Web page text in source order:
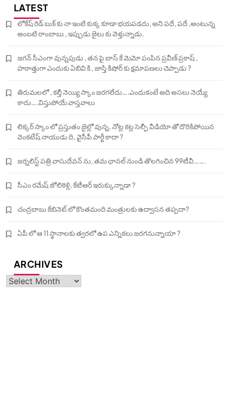
LATEST
లోకేష్ రెడ్ బుక్ కు నా ఇంటి కుక్క కూడా భయపడదు, అని పదే, పదే ,అంటున్న
అంబటి రాంబాబు , ఇప్పుడు జైలు కు వెళ్తున్నాడు.
జగన్ సీఎంగా వున్నపుడు , తన పై బాస్ కే మెమో పంపిన ప్రవీణ్ ప్రకాష్ ,
హఠాత్తుగా ఎందుకు ఏబివి కి , జాస్తి కిషోర్ కు క్షమాపణలు చెప్పాడు ?
తిరుమలలో , కల్తీ నెయ్యి స్కాం జరగలేదు….ఎందుకంటే అది అసలు నెయ్యే
కాదు….విస్తుపోయే వాస్తవాలు
లిక్కర్ స్కాం లో ప్రస్తుతం జైల్లో వున్న, నోట్ల కట్ల సెల్ఫీ వీడియో తో దొరికిపోయిన
వెంకటేష్ నాయుడు ది, వైసీపీ పార్టీ కాదా ?
జర్నలిస్ట్ పత్రి వాసుదేవన్ ను, తమ ఛానల్ నుండి తొలగించిన 99టీవీ…….
సీఎం రమేష్ జోలికెళ్లి, కేటీఆర్ ఇరుక్కున్నాడా ?
చంద్రబాబు కేబినెట్ లో కొంతమంది మంత్రులకు ఉద్వాసన తప్పదా?
ఏపీ లో ఆ 11 స్థానాలకు త్వరలో ఉప ఎన్నికలు జరగనున్నాయా ?
ARCHIVES
Archives